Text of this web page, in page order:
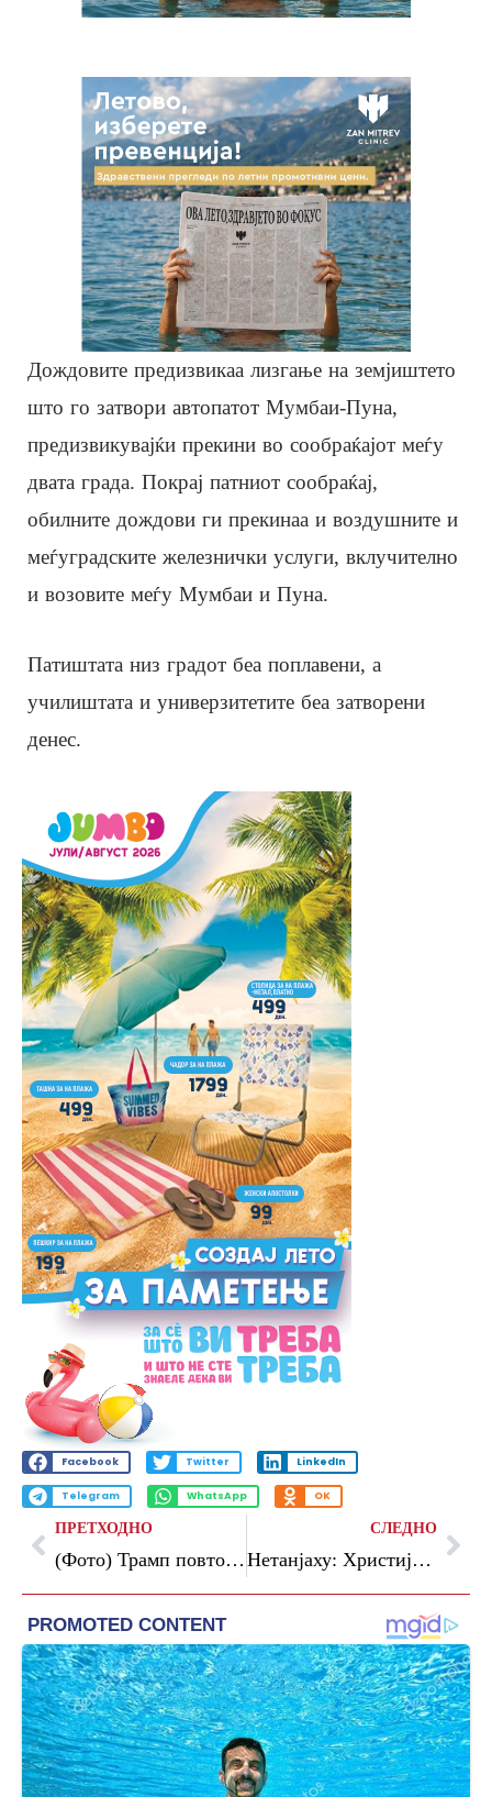
Дождовите предизвикаа лизгање на земјиштето
што го затвори автопатот Мумбаи-Пуна,
предизвикувајќи прекини во сообраќајот меѓу
двата града. Покрај патниот сообраќај,
обилните дождови ги прекинаа и воздушните и
меѓуградските железнички услуги, вклучително
и возовите меѓу Мумбаи и Пуна.
Патиштата низ градот беа поплавени, а
училиштата и универзитетите беа затворени
денес.
Facebook Twitter LinkedIn
Telegram WhatsApp OK
ПРЕТХОДНО
(Фото) Трамп повторно објави фотомонтажа од Барак Обама и неговата сопруга Мишел
СЛЕДНО
Нетанјаху: Христијанските села во Либан бараат припојување со Израел